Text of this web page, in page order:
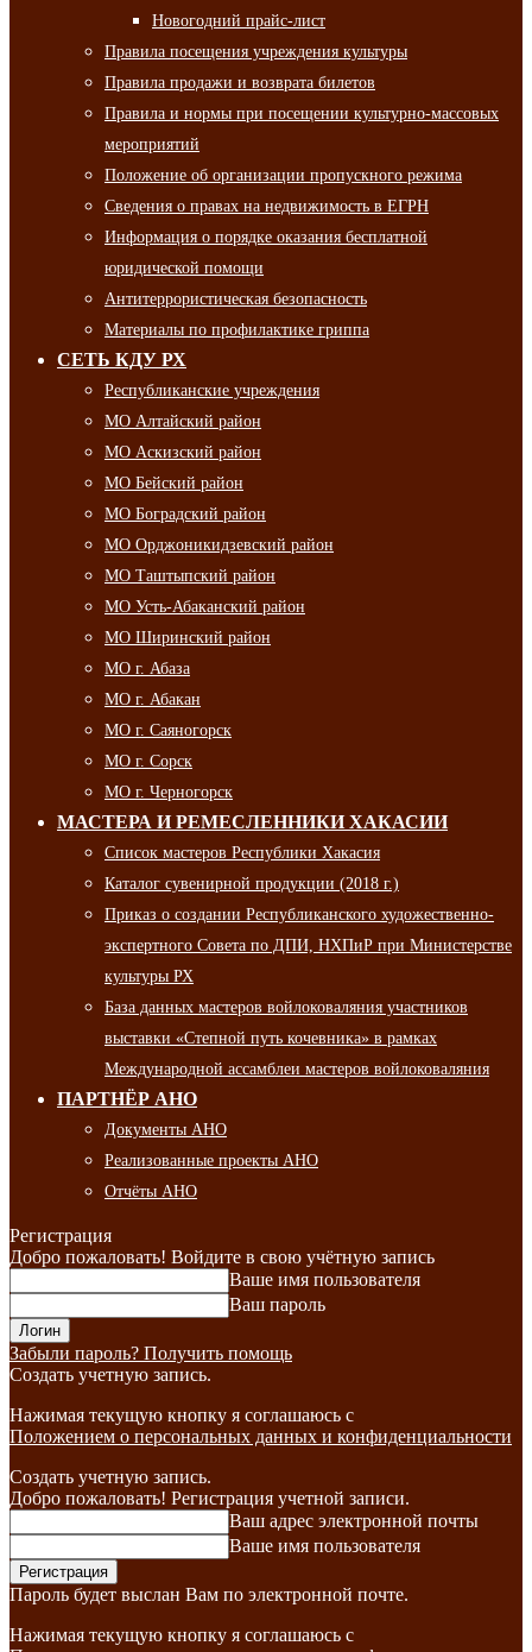
Новогодний прайс-лист
Правила посещения учреждения культуры
Правила продажи и возврата билетов
Правила и нормы при посещении культурно-массовых
мероприятий
Положение об организации пропускного режима
Сведения о правах на недвижимость в ЕГРН
Информация о порядке оказания бесплатной
юридической помощи
Антитеррористическая безопасность
Материалы по профилактике гриппа
СЕТЬ КДУ РХ
Республиканские учреждения
МО Алтайский район
МО Аскизский район
МО Бейский район
МО Боградский район
МО Орджоникидзевский район
МО Таштыпский район
МО Усть-Абаканский район
МО Ширинский район
МО г. Абаза
МО г. Абакан
МО г. Саяногорск
МО г. Сорск
МО г. Черногорск
МАСТЕРА И РЕМЕСЛЕННИКИ ХАКАСИИ
Список мастеров Республики Хакасия
Каталог сувенирной продукции (2018 г.)
Приказ о создании Республиканского художественно-
экспертного Совета по ДПИ, НХПиР при Министерстве
культуры РХ
База данных мастеров войлоковаляния участников
выставки «Степной путь кочевника» в рамках
Международной ассамблеи мастеров войлоковаляния
ПАРТНЁР АНО
Документы АНО
Реализованные проекты АНО
Отчёты АНО
Регистрация
Добро пожаловать! Войдите в свою учётную запись
Ваше имя пользователя
Ваш пароль
Забыли пароль? Получить помощь
Создать учетную запись.
Нажимая текущую кнопку я соглашаюсь с
Положением о персональных данных и конфиденциальности
Создать учетную запись.
Добро пожаловать! Регистрация учетной записи.
Ваш адрес электронной почты
Ваше имя пользователя
Пароль будет выслан Вам по электронной почте.
Нажимая текущую кнопку я соглашаюсь с